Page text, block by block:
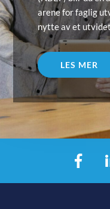
arene for faglig
nytte av et
LES MER